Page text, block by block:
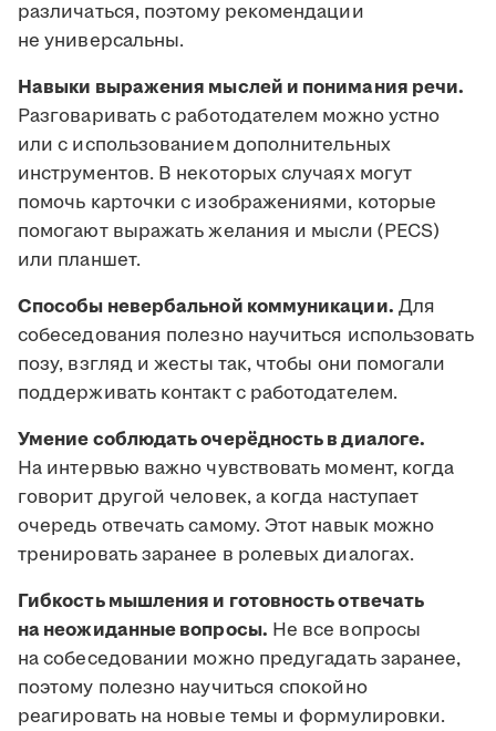
различаться, поэтому рекомендации
не универсальны.
Навыки выражения мыслей и понимания речи.
Разговаривать с работодателем можно устно
или с использованием дополнительных
инструментов. В некоторых случаях могут
помочь карточки с изображениями, которые
помогают выражать желания и мысли (PECS)
или планшет.
Способы невербальной коммуникации. Для
собеседования полезно научиться использовать
позу, взгляд и жесты так, чтобы они помогали
поддерживать контакт с работодателем.
Умение соблюдать очерёдность в диалоге.
На интервью важно чувствовать момент, когда
говорит другой человек, а когда наступает
очередь отвечать самому. Этот навык можно
тренировать заранее в ролевых диалогах.
Гибкость мышления и готовность отвечать
на неожиданные вопросы. Не все вопросы
на собеседовании можно предугадать заранее,
поэтому полезно научиться спокойно
реагировать на новые темы и формулировки.